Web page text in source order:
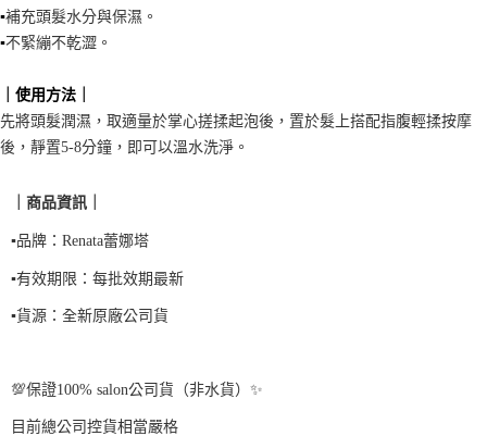
便利好安心！
２．便利：只要手機號碼，簡訊認證，即可結帳。
１．於結帳方式選擇「AFTEE先享後付」後，將跳轉至「AFTEE先享後付」
結帳頁面，進行簡訊認證並確認金額後，即可完成結帳。
ATM／網路銀行／等多元方式進行付款，方視為交易完成。
購買商品的店家。未經商家同意取消之訂單仍視為有效，需透過AFTEE先享
※ 交易是否成功請以「AFTEE先享後付 」之結帳頁面顯示為準，若有關於
是否繳費成功／繳費後需取消欲退款等相關疑問，請聯繫「AFTEE先享後付
客戶支援中心」https://netprotections.freshdesk.com/support/home
１．透過由恩沛科技股份有限公司提供之「AFTEE先享後付」服務完成之交
權轉讓予恩沛科技股份有限公司。
運送方式
每筆NT$90，滿NT$999(含以上)免運費
付款後全家取貨
每筆NT$90，滿NT$999(含以上)免運費
付款後7-11取貨
每筆NT$90，滿NT$999(含以上)免運費
每筆NT$90，滿NT$999(含以上)免運費
台灣【離島宅配】
▪️補充頭髮水分與保濕。
▪️不緊繃不乾澀。
｜使用方法｜
先將頭髮潤濕，取適量於掌心搓揉起泡後，置於髮上搭配指腹輕揉按摩
後，靜置5-8分鐘，即可以溫水洗淨。
｜商品資訊｜
▪️品牌：Renata蕾娜塔
▪️有效期限：每批效期最新
▪️貨源：全新原廠公司貨
💯保證100% salon公司貨（非水貨）✨
目前總公司控貨相當嚴格